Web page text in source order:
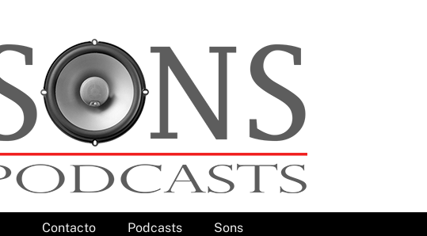
Contacto Podcasts Sons